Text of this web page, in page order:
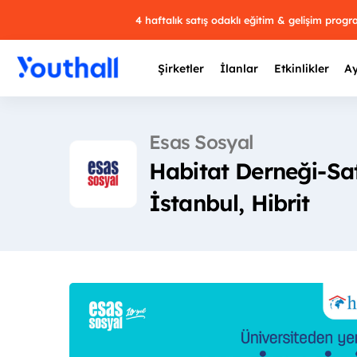
4 haftalık satış odaklı eğitim & gelişim
Şirketler İlanlar Etkinlikler
Esas Sosyal
Habitat Derneği-
İstanbul, Hibrit